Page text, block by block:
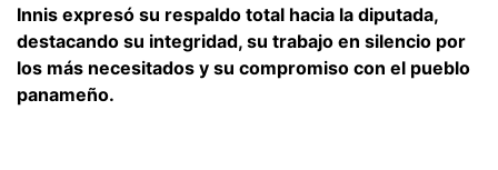
Innis expresó su respaldo total hacia la diputada,
destacando su integridad, su trabajo en silencio por
los más necesitados y su compromiso con el pueblo
panameño.